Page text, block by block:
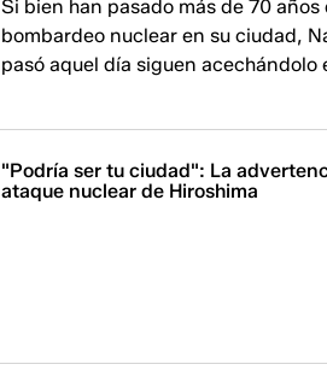
Si bien han pasado más de 70
bombardeo nuclear en su ciudad,
pasó aquel día siguen acechándolo
"Podría ser tu ciudad": La
ataque nuclear de Hiroshima